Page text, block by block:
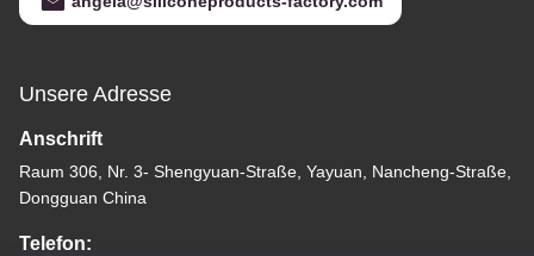
Unsere Adresse
Anschrift
Raum 306, Nr. 3- Shengyuan-Straße, Yayuan, Nancheng-Straße,
Dongguan China
Telefon: